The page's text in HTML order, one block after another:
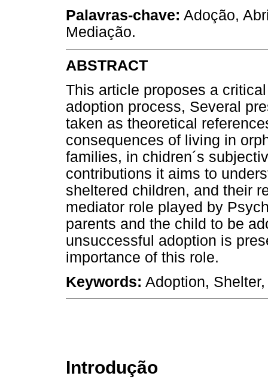
Palavras-chave: Adoção,
Mediação.
ABSTRACT
This article proposes a
adoption process, Several
taken as theoretical
consequences of living in
families, in chidren´s
contributions it aims to
sheltered children, and their
mediator role played by
parents and the child to be
unsuccessful adoption is
importance of this role.
Keywords: Adoption,
Introdução